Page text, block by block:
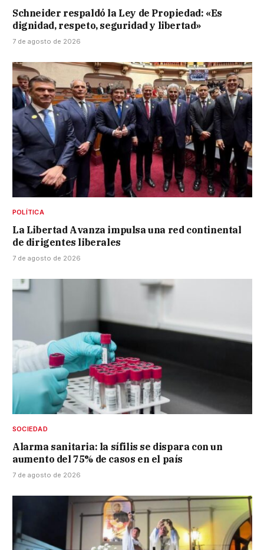
Schneider respaldó la Ley de Propiedad: «Es
dignidad, respeto, seguridad y libertad»
7 de agosto de 2026
POLÍTICA
La Libertad Avanza impulsa una red continental
de dirigentes liberales
7 de agosto de 2026
SOCIEDAD
Alarma sanitaria: la sífilis se dispara con un
aumento del 75% de casos en el país
7 de agosto de 2026